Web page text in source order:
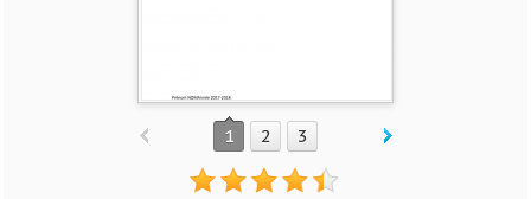
1 2 3